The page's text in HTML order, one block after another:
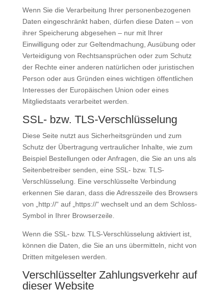
Wenn Sie die Verarbeitung Ihrer personenbezogenen
Daten eingeschränkt haben, dürfen diese Daten – von
ihrer Speicherung abgesehen – nur mit Ihrer
Einwilligung oder zur Geltendmachung, Ausübung oder
Verteidigung von Rechtsansprüchen oder zum Schutz
der Rechte einer anderen natürlichen oder juristischen
Person oder aus Gründen eines wichtigen öffentlichen
Interesses der Europäischen Union oder eines
Mitgliedstaats verarbeitet werden.
SSL- bzw. TLS-Verschlüsselung
Diese Seite nutzt aus Sicherheitsgründen und zum
Schutz der Übertragung vertraulicher Inhalte, wie zum
Beispiel Bestellungen oder Anfragen, die Sie an uns als
Seitenbetreiber senden, eine SSL- bzw. TLS-
Verschlüsselung. Eine verschlüsselte Verbindung
erkennen Sie daran, dass die Adresszeile des Browsers
von „http://“ auf „https://“ wechselt und an dem Schloss-
Symbol in Ihrer Browserzeile.
Wenn die SSL- bzw. TLS-Verschlüsselung aktiviert ist,
können die Daten, die Sie an uns übermitteln, nicht von
Dritten mitgelesen werden.
Verschlüsselter Zahlungsverkehr auf
dieser Website